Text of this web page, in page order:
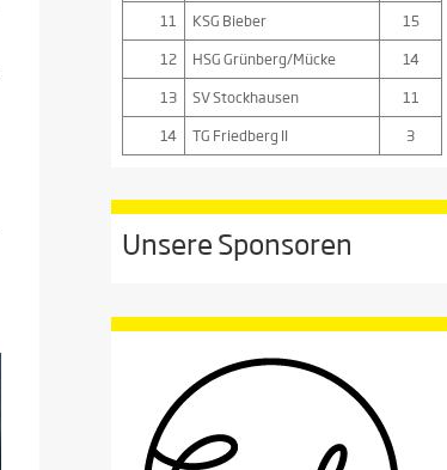
11
KSG Bieber
15
12
HSG Grünberg/Mücke
14
13
SV Stockhausen
11
14
TG Friedberg II 3
Unsere Sponsoren